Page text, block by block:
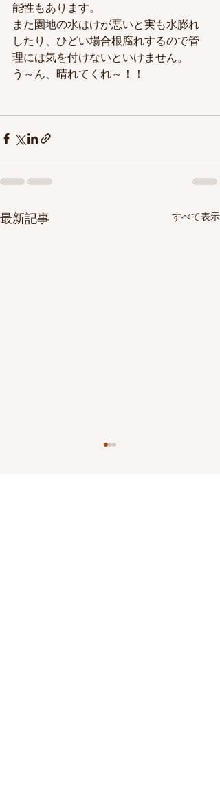
能性もあります。
また園地の水はけが悪いと実も水膨れ
したり、ひどい場合根腐れするので管
理には気を付けないといけません。
う～ん、晴れてくれ～！！
最新記事 すべて表示